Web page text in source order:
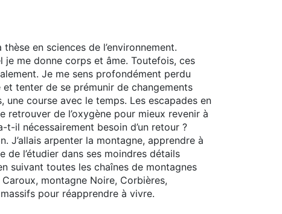
en sciences de l’environnement.
me donne corps et âme. Toutefois, ces
Je me sens profondément perdu
tenter de se prémunir de changements
course avec le temps. Les escapades en
de l’oxygène pour mieux revenir à
il nécessairement besoin d’un retour ?
J’allais arpenter la montagne, apprendre à
l’étudier dans ses moindres détails
suivant toutes les chaînes de montagnes
montagne Noire, Corbières,
pour réapprendre à vivre.